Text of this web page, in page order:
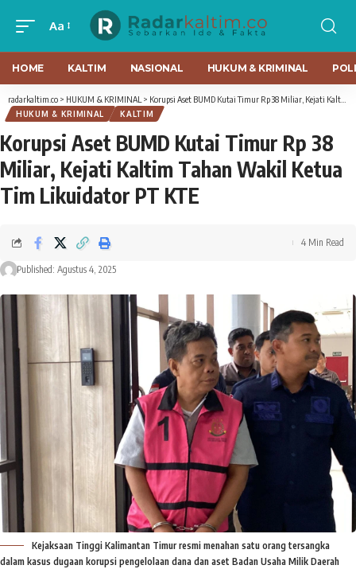
Aa
HOME KALTIM NASIONAL HUKUM & KRIMINAL
radarkaltim.co > HUKUM & KRIMINAL > Korupsi Aset BUMD Kutai Timur Rp 38 Miliar, Kejati Kaltim Tahan Wakil Ketua Tim Likuidator PT KTE
HUKUM & KRIMINAL KALTIM
Korupsi Aset BUMD Kutai Timur Rp 38
Miliar, Kejati Kaltim Tahan Wakil Ketua
Tim Likuidator PT KTE
Published: Agustus 4, 2025
4 Min Read
Kejaksaan Tinggi Kalimantan Timur resmi menahan satu orang tersangka
dalam kasus dugaan korupsi pengelolaan dana dan aset Badan Usaha Milik Daerah